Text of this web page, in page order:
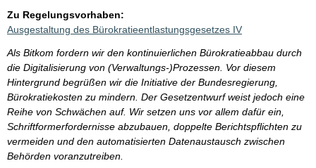
Zu Regelungsvorhaben:
Ausgestaltung des Bürokratieentlastungsgesetzes IV
Als Bitkom fordern wir den kontinuierlichen Bürokratieabbau durch
die Digitalisierung von (Verwaltungs-)Prozessen. Vor diesem
Hintergrund begrüßen wir die Initiative der Bundesregierung,
Bürokratiekosten zu mindern. Der Gesetzentwurf weist jedoch eine
Reihe von Schwächen auf. Wir setzen uns vor allem dafür ein,
Schriftformerfordernisse abzubauen, doppelte Berichtspflichten zu
vermeiden und den automatisierten Datenaustausch zwischen
Behörden voranzutreiben.